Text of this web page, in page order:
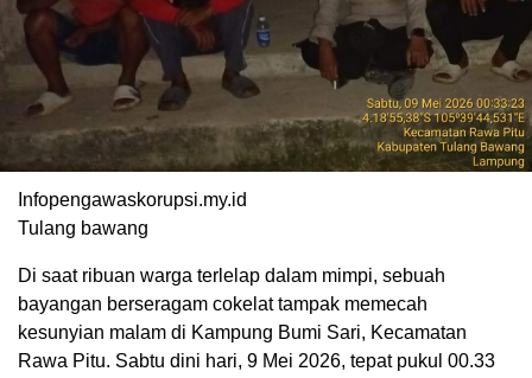
Infopengawaskorupsi.my.id
Tulang bawang
Di saat ribuan warga terlelap dalam mimpi, sebuah
bayangan berseragam cokelat tampak memecah
kesunyian malam di Kampung Bumi Sari, Kecamatan
Rawa Pitu. Sabtu dini hari, 9 Mei 2026, tepat pukul 00.33